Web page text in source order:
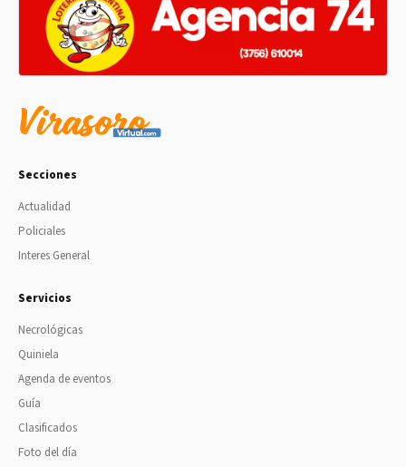
Secciones
Actualidad
Policiales
Interes General
Servicios
Necrológicas
Quiniela
Agenda de eventos
Guía
Clasificados
Foto del día